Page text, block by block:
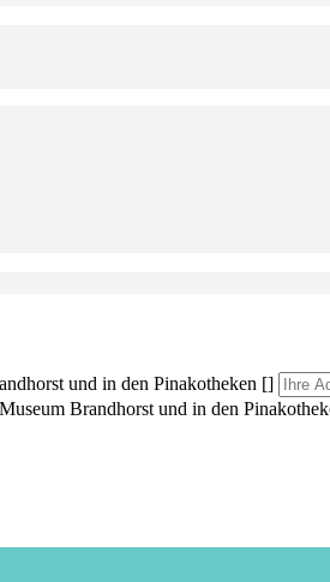
und in den Pinakotheken []
Brandhorst und in den